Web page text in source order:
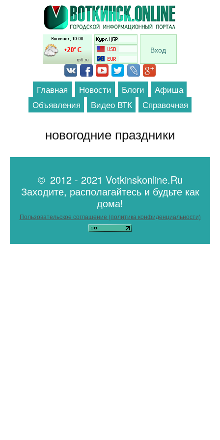
Перейти к основному содержанию
Вход
Главная Новости Блоги
Афиша
Объявления
Видео ВТК Справочная
новогодние праздники
© 2012 - 2021 Votkinskonline.Ru
Заходите, располагайтесь и будьте как
дома!
Пользовательское соглашение (политика конфиденциальности)